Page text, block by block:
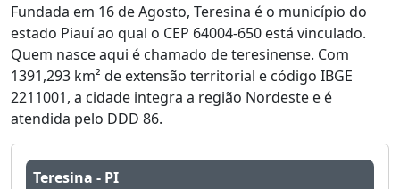
Fundada em 16 de Agosto, Teresina é o município do
estado Piauí ao qual o CEP 64004-650 está vinculado.
Quem nasce aqui é chamado de teresinense. Com
1391,293 km² de extensão territorial e código IBGE
2211001, a cidade integra a região Nordeste e é
atendida pelo DDD 86.
Teresina - PI